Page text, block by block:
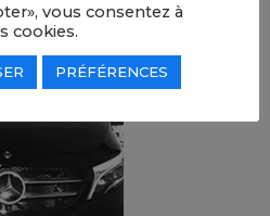
vous consentez à
cookies.
PRÉFÉRENCES